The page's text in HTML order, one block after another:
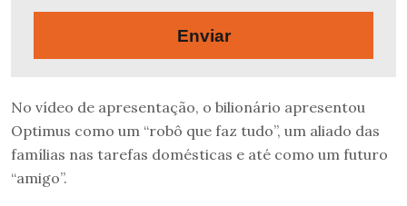
Enviar
No vídeo de apresentação, o bilionário apresentou
Optimus como um “robô que faz tudo”, um aliado das
famílias nas tarefas domésticas e até como um futuro
“amigo”.